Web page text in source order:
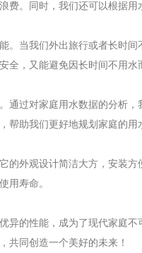
费。同时，我们还可以根据
。当我们外出旅行或者长时
全，又能避免因长时间不用水
通过对家庭用水数据的分析
帮助我们更好地规划家庭的用
的外观设计简洁大方，安装
用寿命。
异的性能，成为了现代家庭
共同创造一个美好的未来！